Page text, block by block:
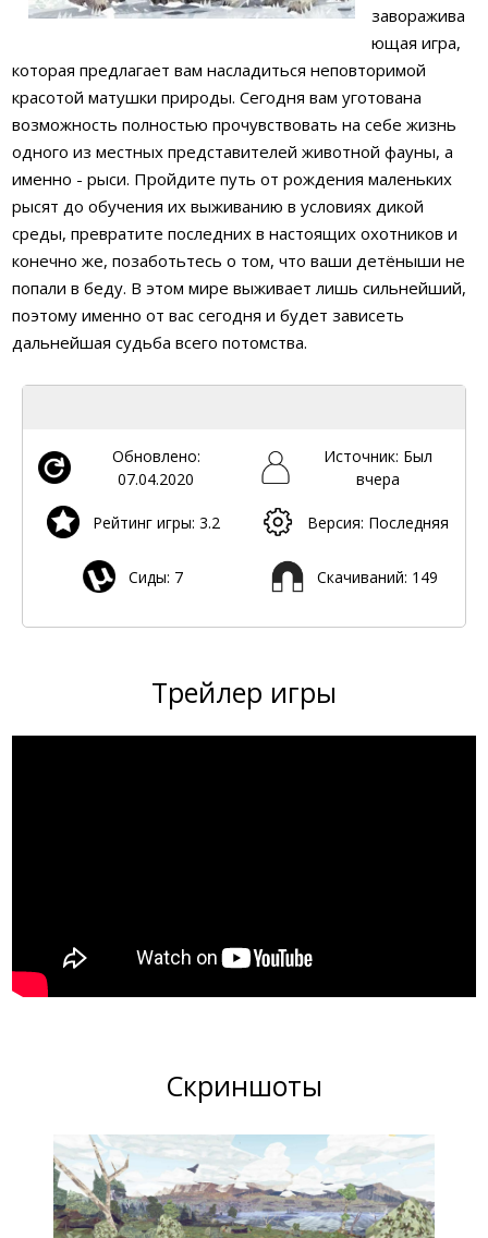
заворажива
ющая игра,
которая предлагает вам насладиться неповторимой
красотой матушки природы. Сегодня вам уготована
возможность полностью прочувствовать на себе жизнь
одного из местных представителей животной фауны, а
именно - рыси. Пройдите путь от рождения маленьких
рысят до обучения их выживанию в условиях дикой
среды, превратите последних в настоящих охотников и
конечно же, позаботьтесь о том, что ваши детёныши не
попали в беду. В этом мире выживает лишь сильнейший,
поэтому именно от вас сегодня и будет зависеть
дальнейшая судьба всего потомства.
Обновлено:
07.04.2020
Источник: Был
вчера
Рейтинг игры: 3.2 Версия: Последняя
Сиды: 7 Скачиваний: 149
Трейлер игры
Скриншоты